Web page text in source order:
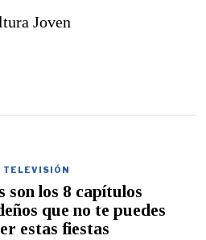
Joven
TELEVISIÓN
son los 8 capítulos
que no te puedes
estas fiestas